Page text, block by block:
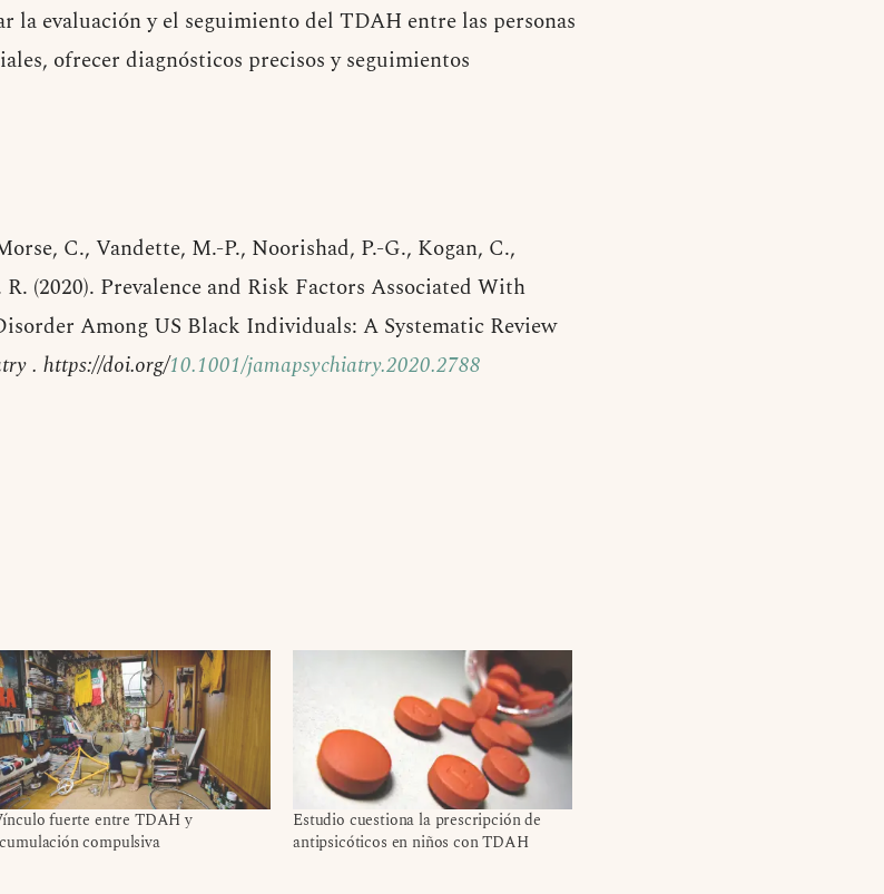
la evaluación y el seguimiento del TDAH entre las personas
ofrecer diagnósticos precisos y seguimientos
C., Vandette, M.-P., Noorishad, P.-G., Kogan, C.,
(2020). Prevalence and Risk Factors Associated With
Among US Black Individuals: A Systematic Review
. https://doi.org/10.1001/jamapsychiatry.2020.2788
fuerte entre TDAH y
compulsiva
Estudio cuestiona la prescripción de
antipsicóticos en niños con TDAH